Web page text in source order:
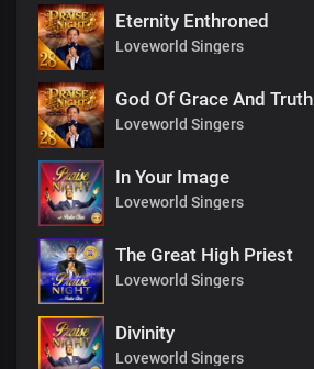
Eternity Enthroned
Loveworld Singers
God Of Grace And Truth
Loveworld Singers
In Your Image
Loveworld Singers
The Great High Priest
Loveworld Singers
Divinity
Loveworld Singers